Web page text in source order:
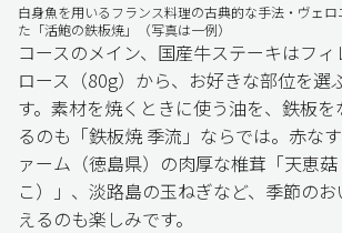
白身魚を用いるフランス料理の古典的な手法・ヴェ
た「活鮑の鉄板焼」（写真は一例）
コースのメイン、国産牛ステーキはフ
ロース（80g）から、お好きな部位を選
す。素材を焼くときに使う油を、鉄板
るのも「鉄板焼 季流」ならでは。赤な
ァーム（徳島県）の肉厚な椎茸「天恵
こ）」、淡路島の玉ねぎなど、季節の
えるのも楽しみです。